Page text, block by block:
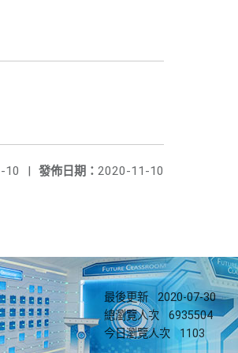
發佈日期： 2020-11-10
10 |
最後更新
2020-07-30
總瀏覽人次
6935504
今日瀏覽人次
1103